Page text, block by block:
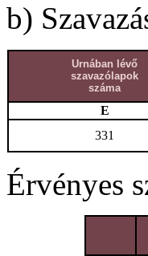
b)
Urnában lévő
szavazólapok
száma
E
331
Érvényes